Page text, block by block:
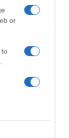
or
to
δελτίο
η αποτίμηση